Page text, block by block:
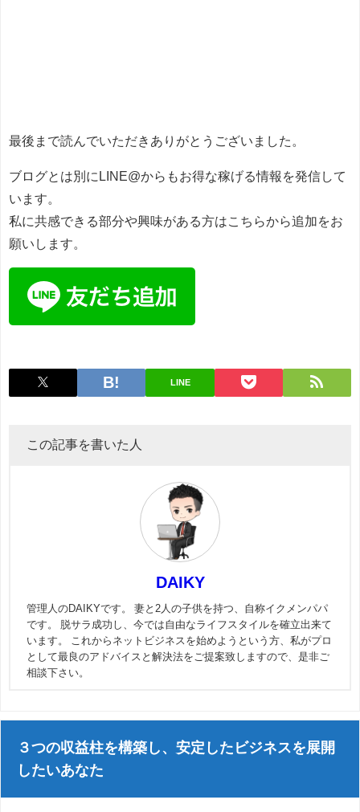
最後まで読んでいただきありがとうございました。
ブログとは別にLINE@からもお得な稼げる情報を発信して
います。
私に共感できる部分や興味がある方はこちらから追加をお
願いします。
LINE
この記事を書いた人
DAIKY
管理人のDAIKYです。 妻と2人の子供を持つ、自称イクメンパパ
です。 脱サラ成功し、今では自由なライフスタイルを確立出来て
います。 これからネットビジネスを始めようという方、私がプロ
として最良のアドバイスと解決法をご提案致しますので、是非ご
相談下さい。
３つの収益柱を構築し、安定したビジネスを展開
したいあなた